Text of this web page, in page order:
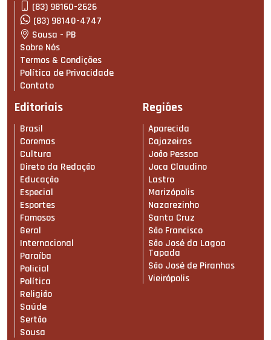
(83) 98160-2626
(83) 98140-4747
Sousa - PB
Sobre Nós
Termos & Condições
Política de Privacidade
Contato
Editoriais
Brasil
Coremas
Cultura
Direto da Redação
Educação
Especial
Esportes
Famosos
Geral
Internacional
Paraíba
Policial
Política
Religião
Saúde
Sertão
Sousa
Regiões
Aparecida
Cajazeiras
João Pessoa
Joca Claudino
Lastro
Marizópolis
Nazarezinho
Santa Cruz
São Francisco
São José da Lagoa
Tapada
São José de Piranhas
Vieirópolis